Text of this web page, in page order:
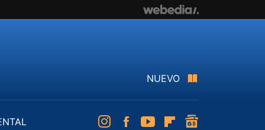
NUEVO
InstagramFacebookYoutubeFlipboard